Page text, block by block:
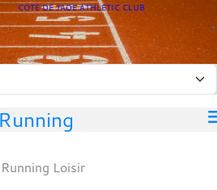
COTE DE JADE ATHLETIC CLUB
Running
Running Loisir